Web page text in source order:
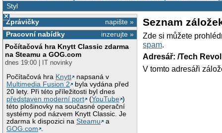
Styl
×
napište »
Zprávičky
inzerujte »
Pracovní nabídky
Počítačová hra Knytt Classic zdarma
na Steamu a GOG.com
dnes 19:00 | IT novinky
Počítačová hra Knytt
napsaná v
Multimedia Fusion 2
byla vydána před
20 lety. Při této příležitosti byl dnes
představen moderní port
(YouTube )
této plošinovky na současné operační
systémy pod názvem Knytt Classic. Je
zdarma k dispozici naSteamu
a
GOG.com
Seznam
Zde si můžete
spam.
Adresář: /Tech
V tomto adresáři